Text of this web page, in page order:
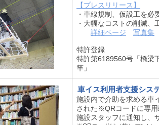
【プレスリリース】
・車線規制、仮設工を必
・大幅なコストの削減
詳細ページ
写真集
特許登録
特許第6189560号「橋梁
竿」
車イス利用者支援シス
施設内で介助を求める車
された※QRコードに専
施設スタッフに通知し、